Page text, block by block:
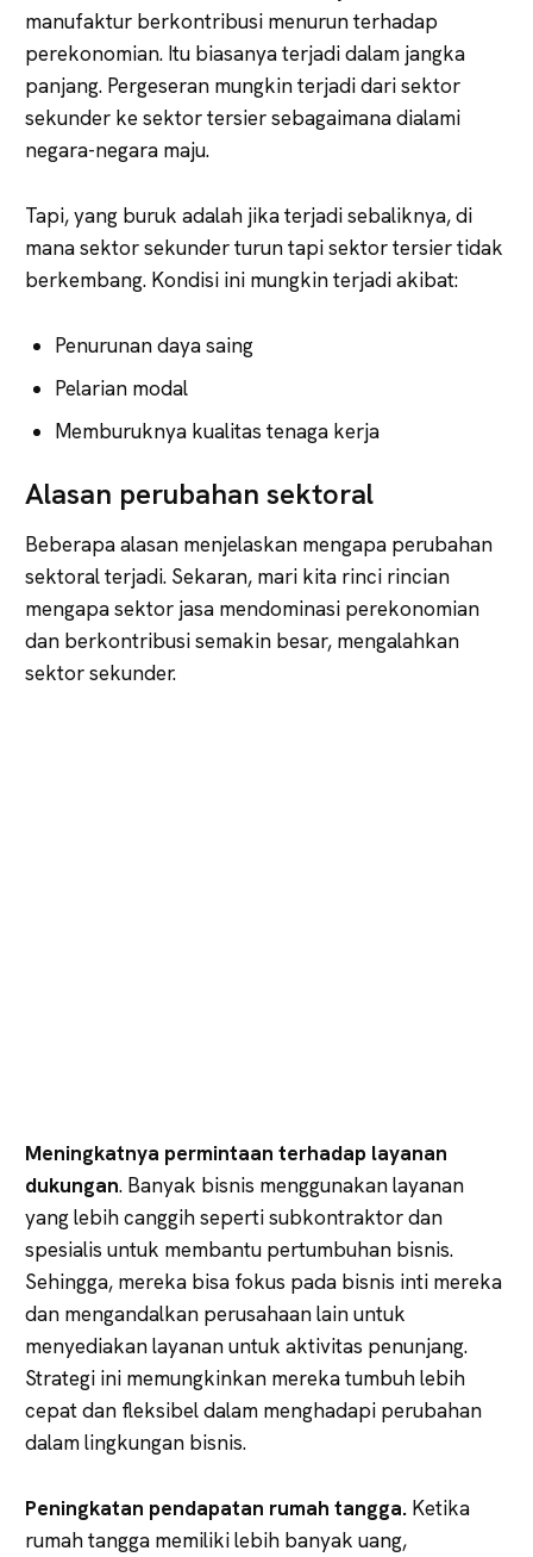
manufaktur berkontribusi menurun terhadap
perekonomian. Itu biasanya terjadi dalam jangka
panjang. Pergeseran mungkin terjadi dari sektor
sekunder ke sektor tersier sebagaimana dialami
negara-negara maju.
Tapi, yang buruk adalah jika terjadi sebaliknya, di
mana sektor sekunder turun tapi sektor tersier tidak
berkembang. Kondisi ini mungkin terjadi akibat:
Penurunan daya saing
Pelarian modal
Memburuknya kualitas tenaga kerja
Alasan perubahan sektoral
Beberapa alasan menjelaskan mengapa perubahan
sektoral terjadi. Sekaran, mari kita rinci rincian
mengapa sektor jasa mendominasi perekonomian
dan berkontribusi semakin besar, mengalahkan
sektor sekunder.
Meningkatnya permintaan terhadap layanan
dukungan. Banyak bisnis menggunakan layanan
yang lebih canggih seperti subkontraktor dan
spesialis untuk membantu pertumbuhan bisnis.
Sehingga, mereka bisa fokus pada bisnis inti mereka
dan mengandalkan perusahaan lain untuk
menyediakan layanan untuk aktivitas penunjang.
Strategi ini memungkinkan mereka tumbuh lebih
cepat dan fleksibel dalam menghadapi perubahan
dalam lingkungan bisnis.
Peningkatan pendapatan rumah tangga. Ketika
rumah tangga memiliki lebih banyak uang,